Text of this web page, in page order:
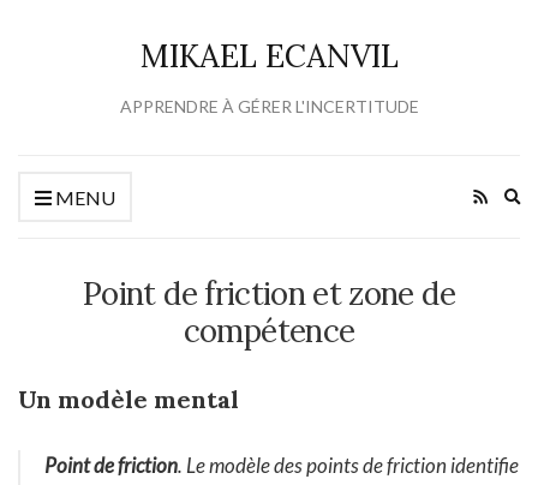
MIKAEL ECANVIL
APPRENDRE À GÉRER L'INCERTITUDE
MENU
Point de friction et zone de
compétence
Un modèle mental
Point de friction. Le modèle des points de friction identifie